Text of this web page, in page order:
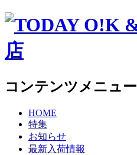
コンテンツメニュー
HOME
特集
お知らせ
最新入荷情報